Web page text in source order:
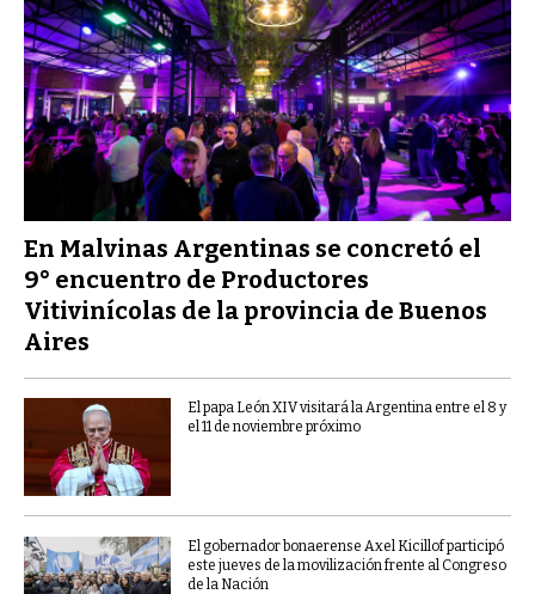
En Malvinas Argentinas se concretó el
9° encuentro de Productores
Vitivinícolas de la provincia de Buenos
Aires
El papa León XIV visitará la Argentina entre el 8 y
el 11 de noviembre próximo
El gobernador bonaerense Axel Kicillof participó
este jueves de la movilización frente al Congreso
de la Nación